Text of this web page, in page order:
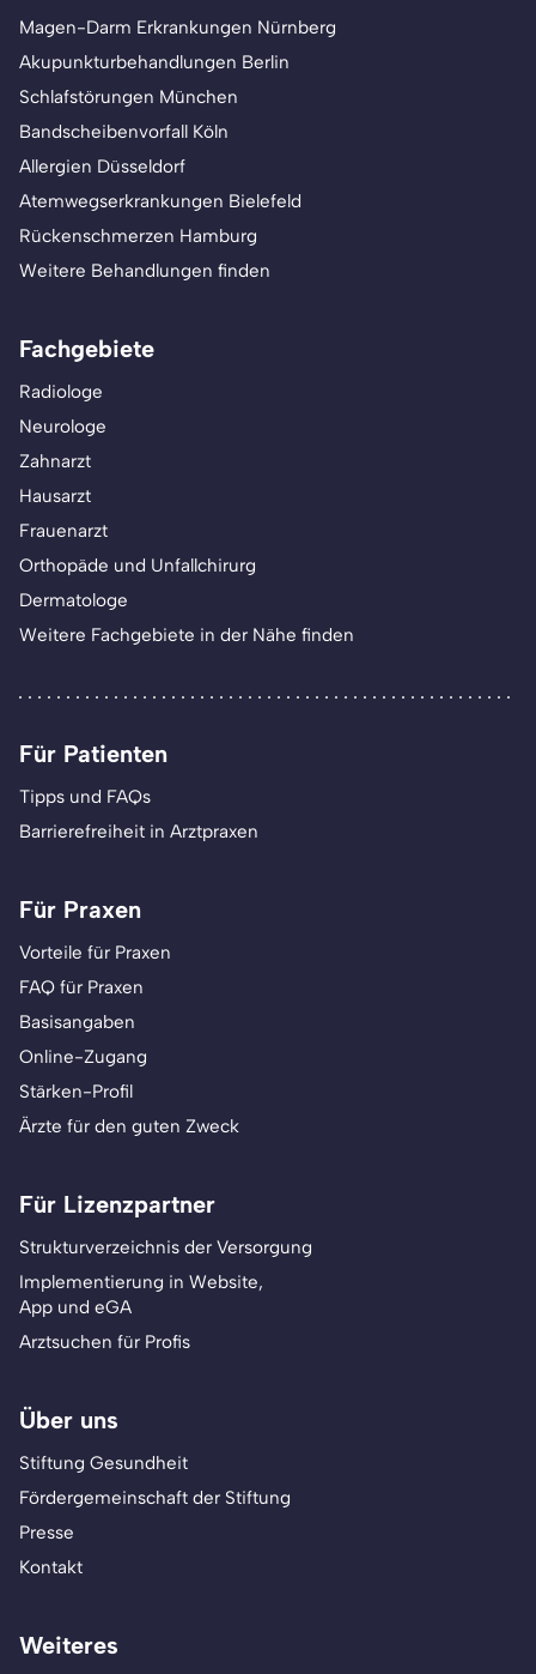
Magen-Darm Erkrankungen Nürnberg
Akupunkturbehandlungen Berlin
Schlafstörungen München
Bandscheibenvorfall Köln
Allergien Düsseldorf
Atemwegserkrankungen Bielefeld
Rückenschmerzen Hamburg
Weitere Behandlungen finden
Fachgebiete
Radiologe
Neurologe
Zahnarzt
Hausarzt
Frauenarzt
Orthopäde und Unfallchirurg
Dermatologe
Weitere Fachgebiete in der Nähe finden
Für Patienten
Tipps und FAQs
Barrierefreiheit in Arztpraxen
Für Praxen
Vorteile für Praxen
FAQ für Praxen
Basisangaben
Online-Zugang
Stärken-Profil
Ärzte für den guten Zweck
Für Lizenzpartner
Strukturverzeichnis der Versorgung
Implementierung in Website,
App und eGA
Arztsuchen für Profis
Über uns
Stiftung Gesundheit
Fördergemeinschaft der Stiftung
Presse
Kontakt
Weiteres